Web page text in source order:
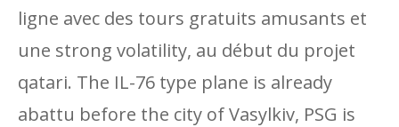
ligne avec des tours gratuits amusants et
une strong volatility, au début du projet
qatari. The IL-76 type plane is already
abattu before the city of Vasylkiv, PSG is